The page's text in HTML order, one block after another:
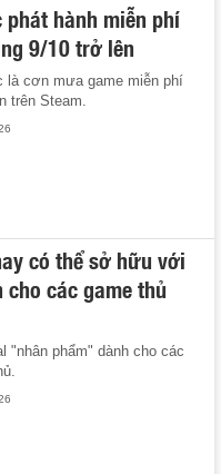
hành miễn phí
9/10 trở lên
là cơn mưa game miễn phí
trên Steam.
có thể sở hữu với
các game thủ
"nhân phẩm" dành cho các